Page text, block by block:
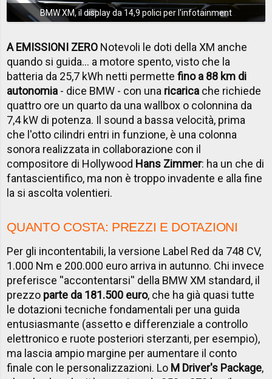
BMW XM, il display da 14,9 polici per l'infotainment
A EMISSIONI ZERO Notevoli le doti della XM anche
quando si guida... a motore spento, visto che la
batteria da 25,7 kWh netti permettefino a 88 km di
autonomia - dice BMW - con una ricarica che richiede
quattro ore un quarto da una wallbox o colonnina da
7,4 kW di potenza. Il sound a bassa velocità, prima
che l'otto cilindri entri in funzione, è una colonna
sonora realizzata in collaborazione con il
compositore di Hollywood Hans Zimmer: ha un che di
fantascientifico, ma non è troppo invadente e alla fine
la si ascolta volentieri.
QUANTO COSTA: PREZZI E DOTAZIONI
Per gli incontentabili, la versione Label Red da 748 CV,
1.000 Nm e 200.000 euro arriva in autunno. Chi invece
preferisce ''accontentarsi'' della BMW XM standard, il
prezzo parte da 181.500 euro, che ha già quasi tutte
le dotazioni tecniche fondamentali per una guida
entusiasmante (assetto e differenziale a controllo
elettronico e ruote posteriori sterzanti, per esempio),
ma lascia ampio margine per aumentare il conto
finale con le personalizzazioni. Lo M Driver's Package,